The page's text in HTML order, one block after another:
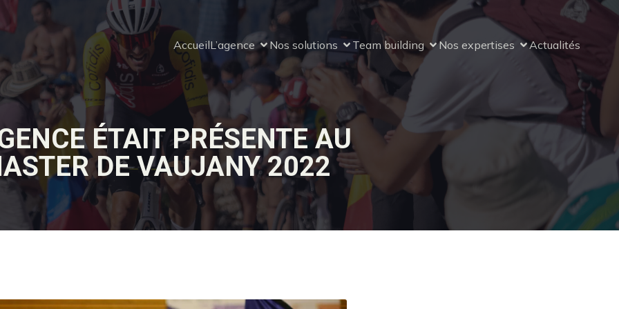
AccueilL’agence Nos solutions Team building Nos expertises Actualités
ÉTAIT PRÉSENTE AU
DE VAUJANY 2022